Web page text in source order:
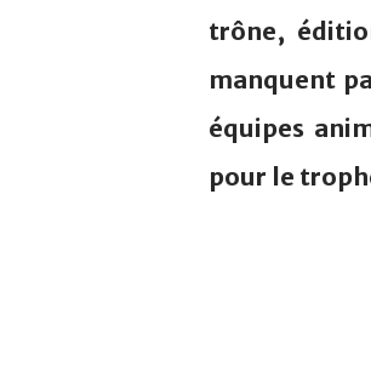
trône,
manquent
équipes
pour le